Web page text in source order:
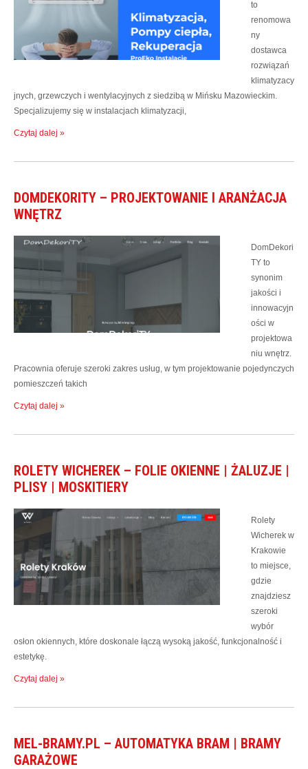
to
renomowa
ny
dostawca
rozwiązań
klimatyzacy
jnych, grzewczych i wentylacyjnych z siedzibą w Mińsku Mazowieckim.
Specjalizujemy się w instalacjach klimatyzacji,
Czytaj dalej »
DOMDEKORITY – PROJEKTOWANIE I ARANŻACJA
WNĘTRZ
DomDekori
TY to
synonim
jakości i
innowacyjn
ości w
projektowa
niu wnętrz.
Pracownia oferuje szeroki zakres usług, w tym projektowanie pojedynczych
pomieszczeń takich
Czytaj dalej »
ROLETY WICHEREK – FOLIE OKIENNE | ŻALUZJE |
PLISY | MOSKITIERY
Rolety
Wicherek w
Krakowie
to miejsce,
gdzie
znajdziesz
szeroki
wybór
osłon okiennych, które doskonale łączą wysoką jakość, funkcjonalność i
estetykę.
Czytaj dalej »
MEL-BRAMY.PL – AUTOMATYKA BRAM | BRAMY
GARAŻOWE